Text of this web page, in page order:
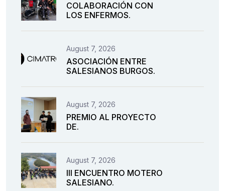
COLABORACIÓN CON
LOS ENFERMOS.
August 7, 2026
ASOCIACIÓN ENTRE
SALESIANOS BURGOS.
August 7, 2026
PREMIO AL PROYECTO
DE.
August 7, 2026
III ENCUENTRO MOTERO
SALESIANO.